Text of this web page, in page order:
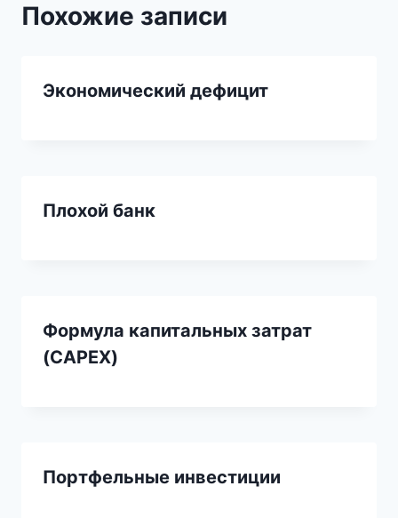
Похожие записи
Экономический дефицит
Плохой банк
Формула капитальных затрат
(CAPEX)
Портфельные инвестиции